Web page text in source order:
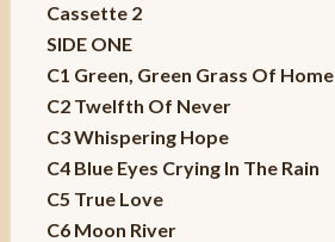
Cassette 2
SIDE ONE
C1 Green, Green Grass Of Home
C2 Twelfth Of Never
C3 Whispering Hope
C4 Blue Eyes Crying In The Rain
C5 True Love
C6 Moon River